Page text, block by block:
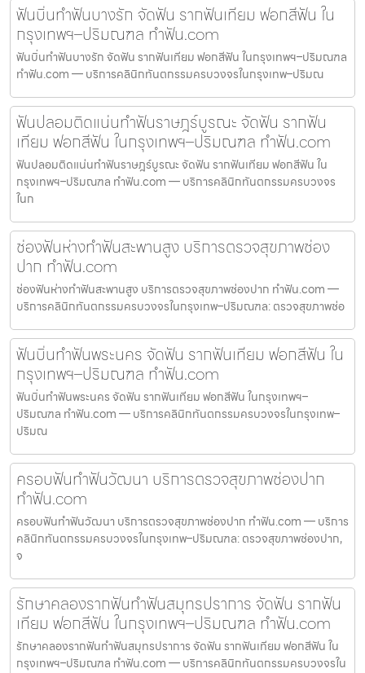
ฟันบิ่นทำฟันบางรัก จัดฟัน รากฟันเทียม ฟอกสีฟัน ใน
กรุงเทพฯ–ปริมณฑล ทำฟัน.com
ฟันบิ่นทำฟันบางรัก จัดฟัน รากฟันเทียม ฟอกสีฟัน ในกรุงเทพฯ–ปริมณฑล
ทำฟัน.com — บริการคลินิกทันตกรรมครบวงจรในกรุงเทพ–ปริมณ
ฟันปลอมติดแน่นทำฟันราษฎร์บูรณะ จัดฟัน รากฟัน
เทียม ฟอกสีฟัน ในกรุงเทพฯ–ปริมณฑล ทำฟัน.com
ฟันปลอมติดแน่นทำฟันราษฎร์บูรณะ จัดฟัน รากฟันเทียม ฟอกสีฟัน ใน
กรุงเทพฯ–ปริมณฑล ทำฟัน.com — บริการคลินิกทันตกรรมครบวงจร
ในก
ช่องฟันห่างทำฟันสะพานสูง บริการตรวจสุขภาพช่อง
ปาก ทำฟัน.com
ช่องฟันห่างทำฟันสะพานสูง บริการตรวจสุขภาพช่องปาก ทำฟัน.com —
บริการคลินิกทันตกรรมครบวงจรในกรุงเทพ–ปริมณฑล: ตรวจสุขภาพช่อ
ฟันบิ่นทำฟันพระนคร จัดฟัน รากฟันเทียม ฟอกสีฟัน ใน
กรุงเทพฯ–ปริมณฑล ทำฟัน.com
ฟันบิ่นทำฟันพระนคร จัดฟัน รากฟันเทียม ฟอกสีฟัน ในกรุงเทพฯ–
ปริมณฑล ทำฟัน.com — บริการคลินิกทันตกรรมครบวงจรในกรุงเทพ–
ปริมณ
ครอบฟันทำฟันวัฒนา บริการตรวจสุขภาพช่องปาก
ทำฟัน.com
ครอบฟันทำฟันวัฒนา บริการตรวจสุขภาพช่องปาก ทำฟัน.com — บริการ
คลินิกทันตกรรมครบวงจรในกรุงเทพ–ปริมณฑล: ตรวจสุขภาพช่องปาก,
จ
รักษาคลองรากฟันทำฟันสมุทรปราการ จัดฟัน รากฟัน
เทียม ฟอกสีฟัน ในกรุงเทพฯ–ปริมณฑล ทำฟัน.com
รักษาคลองรากฟันทำฟันสมุทรปราการ จัดฟัน รากฟันเทียม ฟอกสีฟัน ใน
กรุงเทพฯ–ปริมณฑล ทำฟัน.com — บริการคลินิกทันตกรรมครบวงจรใน